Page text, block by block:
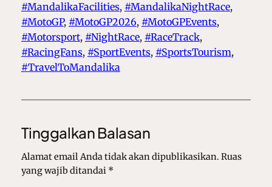
#MandalikaFacilities, #MandalikaNightRace ,
#MotoGP, #MotoGP2026, #MotoGPEvents ,
#Motorsport, #NightRace, #RaceTrack ,
#RacingFans, #SportEvents, #SportsTourism ,
#TravelToMandalika
Tinggalkan Balasan
Alamat email Anda tidak akan dipublikasikan. Ruas
yang wajib ditandai *